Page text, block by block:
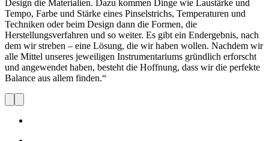
Design die Materialien. Dazu kommen Dinge wie Laustärke und
Tempo, Farbe und Stärke eines Pinselstrichs, Temperaturen und
Techniken oder beim Design dann die Formen, die
Herstellungsverfahren und so weiter. Es gibt ein Endergebnis, nach
dem wir streben – eine Lösung, die wir haben wollen. Nachdem wir
alle Mittel unseres jeweiligen Instrumentariums gründlich erforscht
und angewendet haben, besteht die Hoffnung, dass wir die perfekte
Balance aus allem finden.“